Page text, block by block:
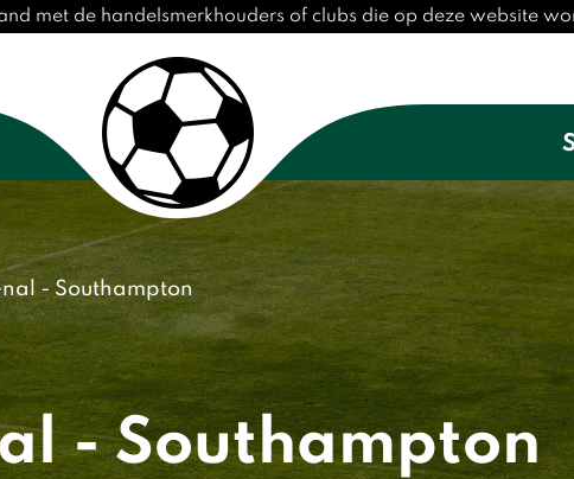
met de handelsmerkhouders of clubs die op deze website
- Southampton
- Southampton